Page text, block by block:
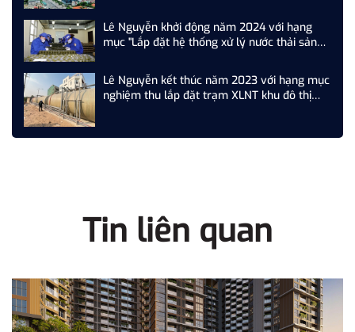
Lê Nguyễn khởi động năm 2024 với hạng
mục "Lắp đặt hệ thống xử lý nước thải sản
Lê Nguyễn kết thúc năm 2023 với hạng mục
nghiệm thu lắp đặt trạm XLNT khu đô thị
Tin liên quan